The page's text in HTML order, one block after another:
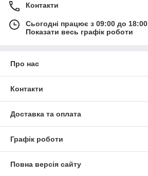
Контакти
Сьогодні працює з 09:00 до 18:00
Показати весь графік роботи
Про нас
Контакти
Доставка та оплата
Графік роботи
Повна версія сайту